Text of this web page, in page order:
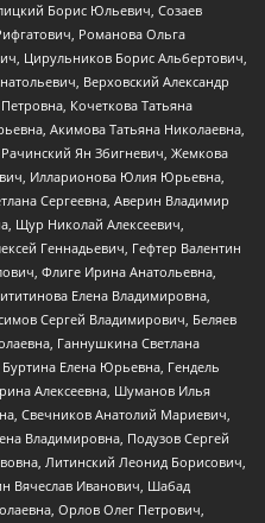
Борис Юльевич, Созаев
Романова Ольга
Цирульников Борис Альбертович,
Верховский Александр
Кочеткова Татьяна
Акимова Татьяна Николаевна,
Ян Збигневич, Жемкова
Илларионова Юлия Юрьевна,
Сергеевна, Аверин Владимир
Щур Николай Алексеевич,
Геннадьевич, Гефтер Валентин
Флиге Ирина Анатольевна,
Елена Владимировна,
Сергей Владимирович, Беляев
Ганнушкина Светлана
Елена Юрьевна, Гендель
Алексеевна, Шуманов Илья
Свечников Анатолий Мариевич,
Владимировна, Подузов Сергей
Литинский Леонид Борисович,
Вячеслав Иванович, Шабад
Орлов Олег Петрович,